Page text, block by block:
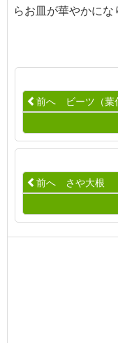
らお皿が華やかにな
前へ ビーツ（葉
前へ さや大根